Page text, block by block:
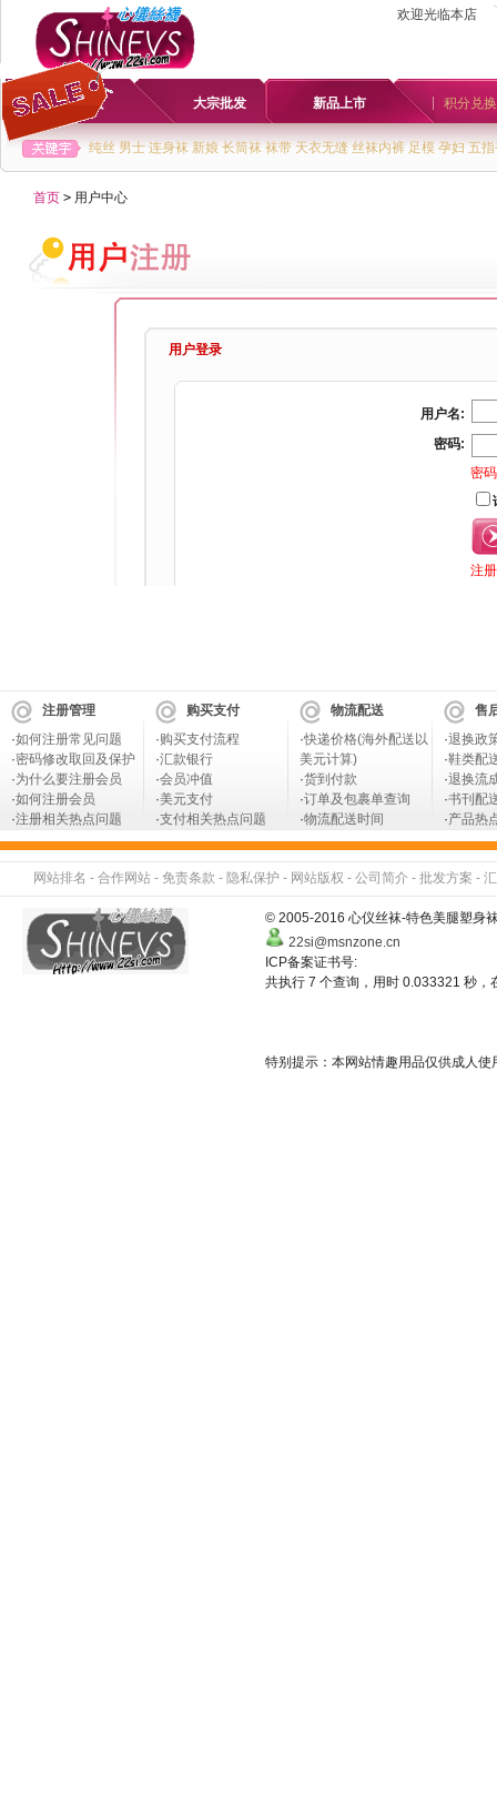
欢迎光临本店
首页 大宗批发 新品上市 积分兑换
纯丝 男士 连身袜 新娘 长筒袜 袜带 天衣无缝 丝袜内裤 足模 孕妇 五
首页 > 用户中心
用户登录
用户名:
密码:
密
注
注册管理
·如何注册常见问题
·密码修改取回及保护
·为什么要注册会员
·如何注册会员
·注册相关热点问题
购买支付
·购买支付流程
·汇款银行
·会员冲值
·美元支付
·支付相关热点问题
物流配送
·快递价格(海外配送以
美元计算)
·货到付款
·订单及包裹单查询
·物流配送时间
售
·退换政
·鞋类配
·退换流
·书刊配
·产品热
网站排名 - 合作网站 - 免责条款 - 隐私保护 - 网站版权 - 公司简介 - 批发方案 -
© 2005-2016 心仪丝袜-特色美腿塑身
22si@msnzone.cn
ICP备案证书号:
共执行 7 个查询，用时 0.033321 秒
特别提示：本网站情趣用品仅供成人